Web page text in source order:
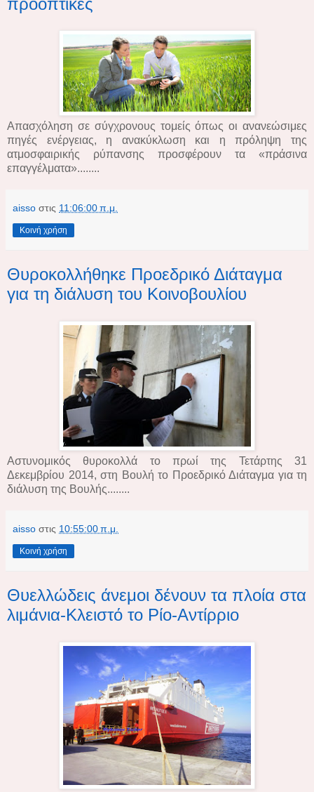
Aπασχόληση σε σύγχρονους τομείς όπως οι ανανεώσιμες
πηγές ενέργειας, η ανακύκλωση και η πρόληψη της
ατμοσφαιρικής ρύπανσης προσφέρουν τα «πράσινα
επαγγέλματα»........
aisso στις 11:06:00 π.μ.
Κοινή χρήση
Θυροκολλήθηκε Προεδρικό Διάταγμα
για τη διάλυση του Κοινοβουλίου
Αστυνομικός θυροκολλά το πρωί της Τετάρτης 31
Δεκεμβρίου 2014, στη Βουλή το Προεδρικό Διάταγμα για τη
διάλυση της Βουλής........
aisso στις 10:55:00 π.μ.
Κοινή χρήση
Θυελλώδεις άνεμοι δένουν τα πλοία στα
λιμάνια-Κλειστό το Ρίο-Αντίρριο